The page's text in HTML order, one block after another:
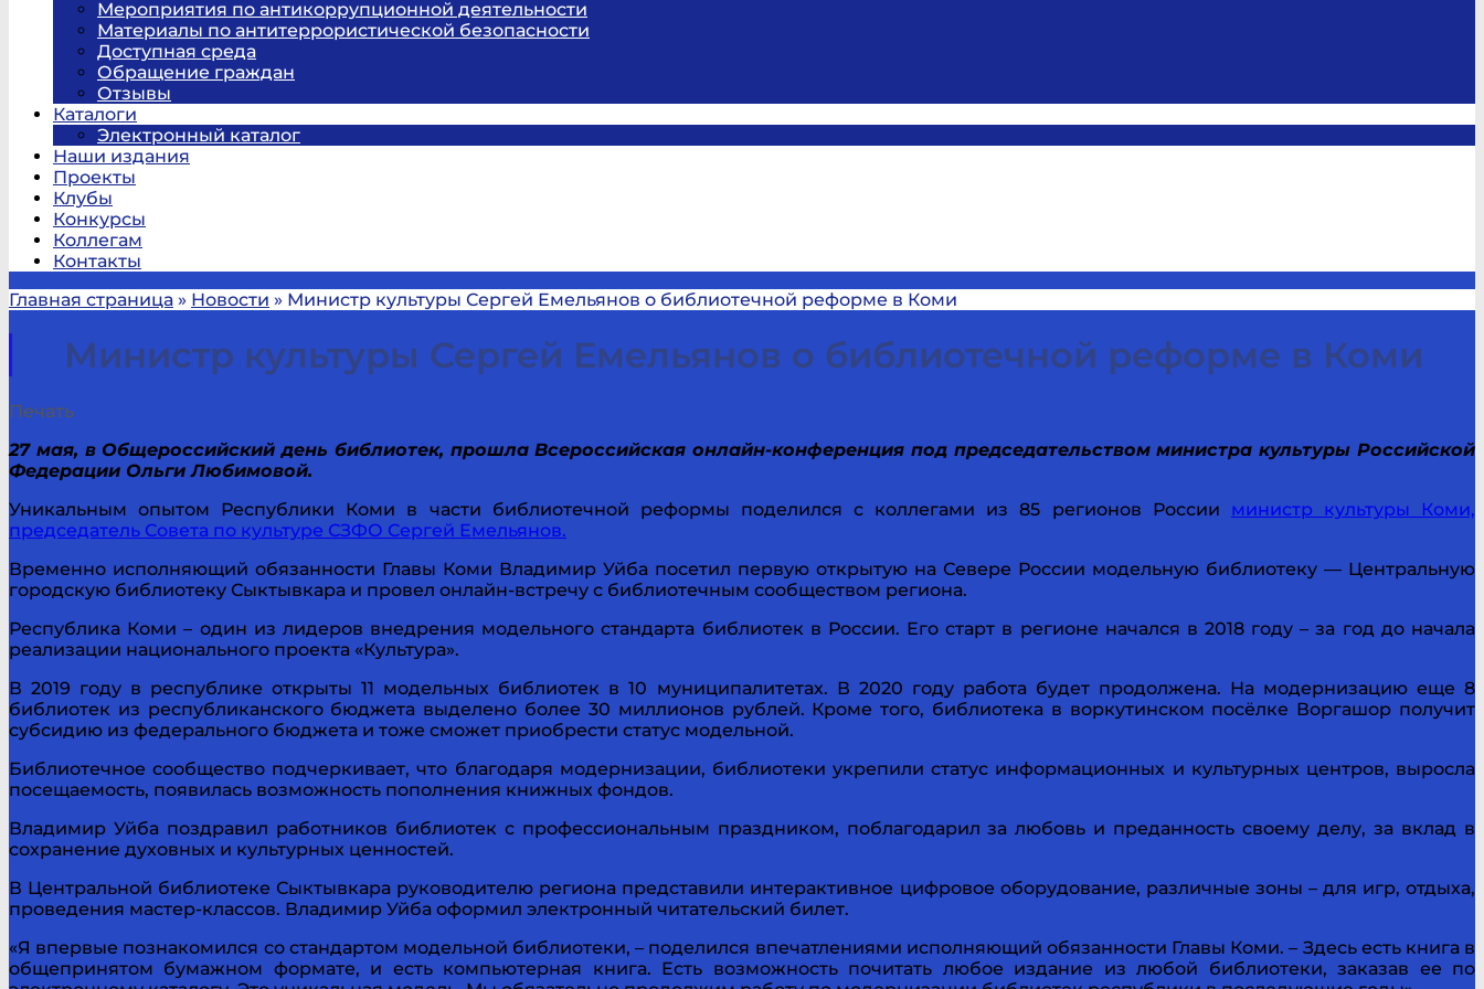
Мероприятия по антикоррупционной деятельности
Материалы по антитеррористической безопасности
Доступная среда
Обращение граждан
Отзывы
Каталоги
Электронный каталог
Наши издания
Проекты
Клубы
Конкурсы
Коллегам
Контакты
Главная страница » Новости » Министр культуры Сергей Емельянов о библиотечной реформе в Коми
Министр культуры Сергей Емельянов о библиотечной реформе в Коми
Печать
27 мая, в Общероссийский день библиотек, прошла Всероссийская онлайн-конференция под председательством министра культуры Российской
Федерации Ольги Любимовой.
Уникальным опытом Республики Коми в части библиотечной реформы поделился с коллегами из 85 регионов России министр культуры Коми,
председатель Совета по культуре СЗФО Сергей Емельянов.
Временно исполняющий обязанности Главы Коми Владимир Уйба посетил первую открытую на Севере России модельную библиотеку — Центральную
городскую библиотеку Сыктывкара и провел онлайн-встречу с библиотечным сообществом региона.
Республика Коми – один из лидеров внедрения модельного стандарта библиотек в России. Его старт в регионе начался в 2018 году – за год до начала
реализации национального проекта «Культура».
В 2019 году в республике открыты 11 модельных библиотек в 10 муниципалитетах. В 2020 году работа будет продолжена. На модернизацию еще 8
библиотек из республиканского бюджета выделено более 30 миллионов рублей. Кроме того, библиотека в воркутинском посёлке Воргашор получит
субсидию из федерального бюджета и тоже сможет приобрести статус модельной.
Библиотечное сообщество подчеркивает, что благодаря модернизации, библиотеки укрепили статус информационных и культурных центров, выросла
посещаемость, появилась возможность пополнения книжных фондов.
Владимир Уйба поздравил работников библиотек с профессиональным праздником, поблагодарил за любовь и преданность своему делу, за вклад в
сохранение духовных и культурных ценностей.
В Центральной библиотеке Сыктывкара руководителю региона представили интерактивное цифровое оборудование, различные зоны – для игр, отдыха,
проведения мастер-классов. Владимир Уйба оформил электронный читательский билет.
«Я впервые познакомился со стандартом модельной библиотеки, – поделился впечатлениями исполняющий обязанности Главы Коми. – Здесь есть книга в
общепринятом бумажном формате, и есть компьютерная книга. Есть возможность почитать любое издание из любой библиотеки, заказав ее по